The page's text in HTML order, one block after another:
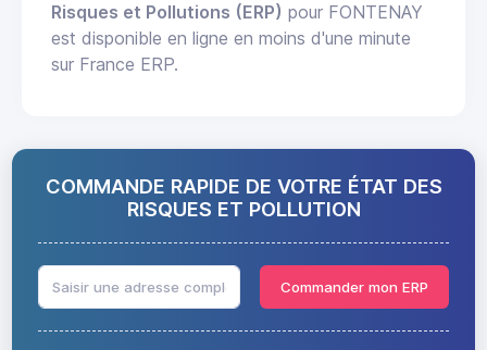
Risques et Pollutions (ERP) pour FONTENAY
est disponible en ligne en moins d'une minute
sur France ERP.
COMMANDE RAPIDE DE VOTRE ÉTAT DES
RISQUES ET POLLUTION
Commander mon ERP